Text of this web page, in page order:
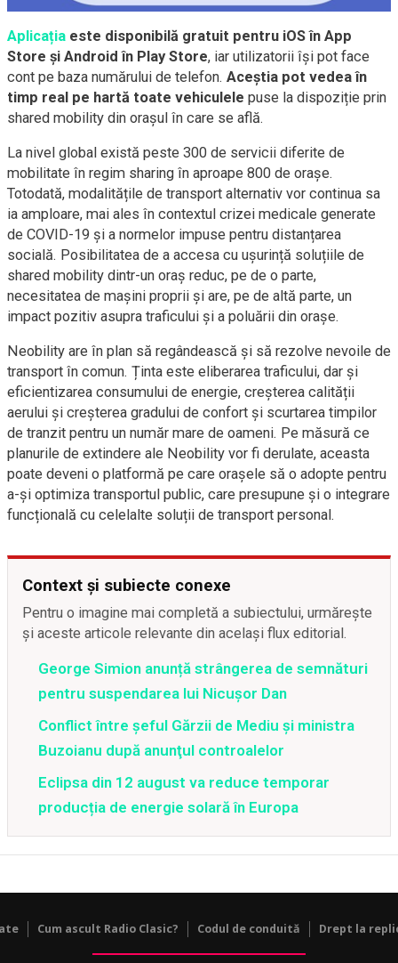
Aplicația este disponibilă gratuit pentru iOS în App
Store și Android în Play Store, iar utilizatorii își pot face
cont pe baza numărului de telefon. Aceștia pot vedea în
timp real pe hartă toate vehiculele puse la dispoziție prin
shared mobility din orașul în care se află.
La nivel global există peste 300 de servicii diferite de
mobilitate în regim sharing în aproape 800 de orașe.
Totodată, modalitățile de transport alternativ vor continua sa
ia amploare, mai ales în contextul crizei medicale generate
de COVID-19 și a normelor impuse pentru distanțarea
socială. Posibilitatea de a accesa cu ușurință soluțiile de
shared mobility dintr-un oraș reduc, pe de o parte,
necesitatea de mașini proprii și are, pe de altă parte, un
impact pozitiv asupra traficului și a poluării din orașe.
Neobility are în plan să regândească şi să rezolve nevoile de
transport în comun. Ținta este eliberarea traficului, dar și
eficientizarea consumului de energie, creşterea calității
aerului și creşterea gradului de confort şi scurtarea timpilor
de tranzit pentru un număr mare de oameni. Pe măsură ce
planurile de extindere ale Neobility vor fi derulate, aceasta
poate deveni o platformă pe care oraşele să o adopte pentru
a-şi optimiza transportul public, care presupune şi o integrare
funcțională cu celelalte soluții de transport personal.
Context și subiecte conexe
Pentru o imagine mai completă a subiectului, urmărește
și aceste articole relevante din același flux editorial.
George Simion anunță strângerea de semnături
pentru suspendarea lui Nicușor Dan
Conflict între şeful Gărzii de Mediu şi ministra
Buzoianu după anunţul controalelor
Eclipsa din 12 august va reduce temporar
producția de energie solară în Europa
Cum ascult Radio Clasic? Codul de conduită Drept la